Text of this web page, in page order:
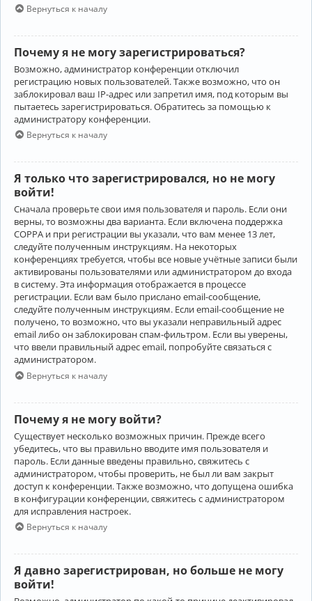
Вернуться к началу
Почему я не могу зарегистрироваться?
Возможно, администратор конференции отключил
регистрацию новых пользователей. Также возможно, что он
заблокировал ваш IP-адрес или запретил имя, под которым вы
пытаетесь зарегистрироваться. Обратитесь за помощью к
администратору конференции.
Вернуться к началу
Я только что зарегистрировался, но не могу
войти!
Сначала проверьте свои имя пользователя и пароль. Если они
верны, то возможны два варианта. Если включена поддержка
COPPA и при регистрации вы указали, что вам менее 13 лет,
следуйте полученным инструкциям. На некоторых
конференциях требуется, чтобы все новые учётные записи были
активированы пользователями или администратором до входа
в систему. Эта информация отображается в процессе
регистрации. Если вам было прислано email-сообщение,
следуйте полученным инструкциям. Если email-сообщение не
получено, то возможно, что вы указали неправильный адрес
email либо он заблокирован спам-фильтром. Если вы уверены,
что ввели правильный адрес email, попробуйте связаться с
администратором.
Вернуться к началу
Почему я не могу войти?
Существует несколько возможных причин. Прежде всего
убедитесь, что вы правильно вводите имя пользователя и
пароль. Если данные введены правильно, свяжитесь с
администратором, чтобы проверить, не был ли вам закрыт
доступ к конференции. Также возможно, что допущена ошибка
в конфигурации конференции, свяжитесь с администратором
для исправления настроек.
Вернуться к началу
Я давно зарегистрирован, но больше не могу
войти!